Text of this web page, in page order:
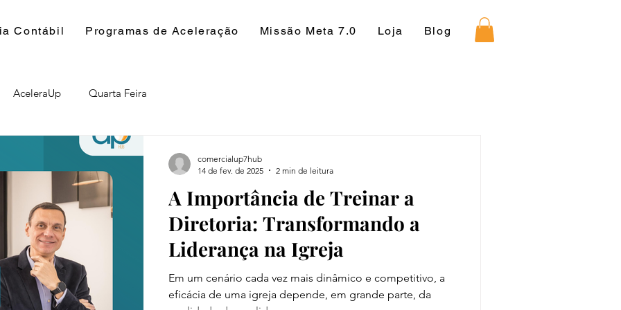
Contábil Programas de Aceleração Missão Meta 7.0 Loja Blog
AceleraUp Quarta Feira
A Importância de Treinar a
Diretoria: Transformando a
Liderança na Igreja
Em um cenário cada vez mais dinâmico e competitivo, a
eficácia de uma igreja depende, em grande parte, da
comercialup7hub
14 de fev. de 2025
2 min de leitura